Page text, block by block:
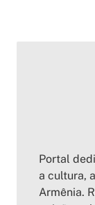
Portal
a cultura,
Armênia.